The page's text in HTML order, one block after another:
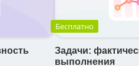
Бесплатно
Задачи:
выполнения